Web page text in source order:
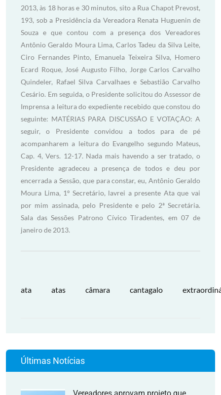
2013, às 18 horas e 30 minutos, sito a Rua Chapot Prevost,
193, sob a Presidência da Vereadora Renata Huguenin de
Souza e que contou com a presença dos Vereadores
Antônio Geraldo Moura Lima, Carlos Tadeu da Silva Leite,
Ciro Fernandes Pinto, Emanuela Teixeira Silva, Homero
Ecard Roque, José Augusto Filho, Jorge Carlos Carvalho
Quindeler, Rafael Silva Carvalhaes e Sebastião Carvalho
Cesário. Em seguida, o Presidente solicitou do Assessor de
Imprensa a leitura do expediente recebido que constou do
seguinte: MATÉRIAS PARA DISCUSSÃO E VOTAÇÃO: A
seguir, o Presidente convidou a todos para de pé
acompanharem a leitura do Evangelho segundo Mateus,
Cap. 4, Vers. 12-17. Nada mais havendo a ser tratado, o
Presidente agradeceu a presença de todos e deu por
encerrada a Sessão, que para constar, eu, Antônio Geraldo
Moura Lima, 1º Secretário, lavrei a presente Ata que vai
por mim assinada, pelo Presidente e pelo 2ª Secretária.
Sala das Sessões Patrono Cívico Tiradentes, em 07 de
janeiro de 2013.
ata atas câmara cantagalo
Últimas Notícias
Vereadores aprovam projeto que